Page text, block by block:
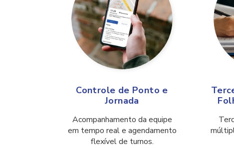
Controle de Ponto e
Jornada
Acompanhamento da equipe
em tempo real e agendamento
flexível de turnos.